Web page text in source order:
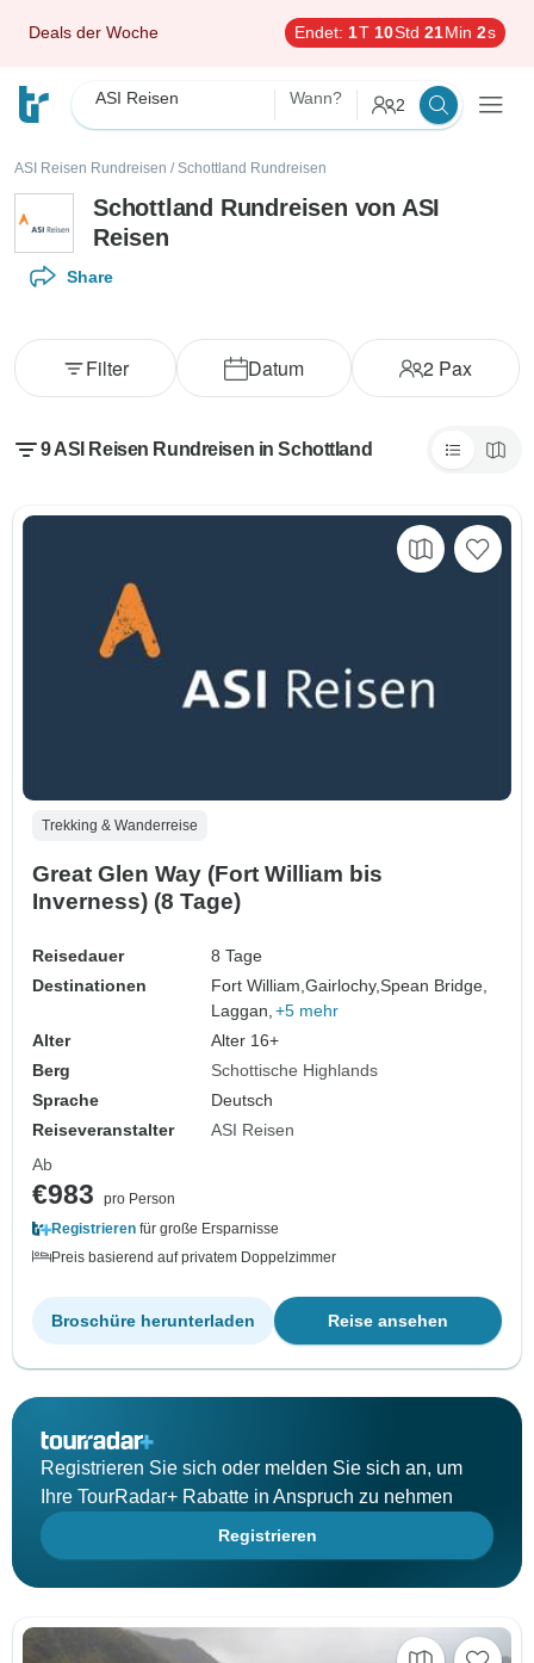
Deals der Woche Endet: 1T 10Std 21Min 1s
ASI Reisen Wann? 2
ASI Reisen Rundreisen / Schottland Rundreisen
Schottland Rundreisen von ASI
Reisen
Share
Datum 2 Pax
Filter
9 ASI Reisen Rundreisen in Schottland
Trekking & Wanderreise
Great Glen Way (Fort William bis
Inverness) (8 Tage)
Reisedauer
8 Tage
Destinationen
Fort William,Gairlochy,Spean Bridge,
Laggan, +5 mehr
Alter
Alter 16+
Berg
Schottische Highlands
Sprache
Deutsch
Reiseveranstalter
ASI Reisen
Ab
€983
pro Person
Registrieren für große Ersparnisse
Preis basierend auf privatem Doppelzimmer
Reise ansehen
Broschüre herunterladen
Registrieren Sie sich oder melden Sie sich an, um
Ihre TourRadar+ Rabatte in Anspruch zu nehmen
Registrieren